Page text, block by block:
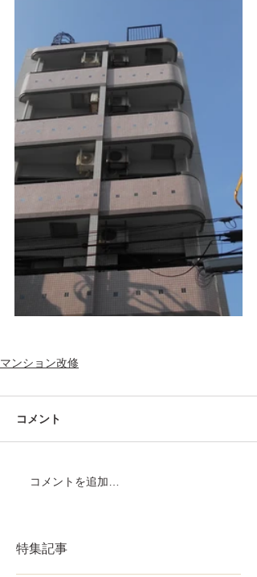
マンション改修
コメント
コメントを追加…
特集記事